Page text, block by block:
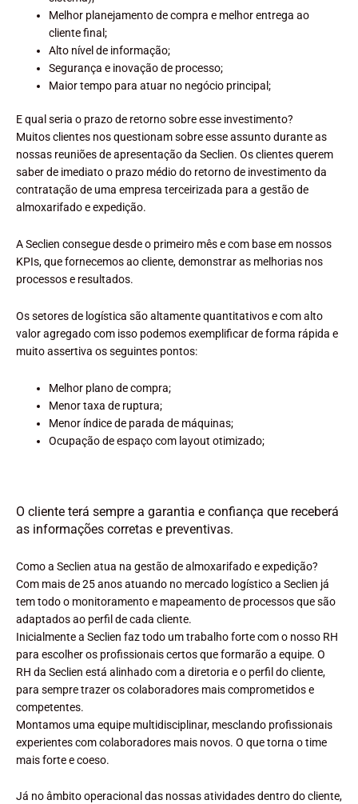
Melhor planejamento de compra e melhor entrega ao
cliente final;
Alto nível de informação;
Segurança e inovação de processo;
Maior tempo para atuar no negócio principal;
E qual seria o prazo de retorno sobre esse investimento?
Muitos clientes nos questionam sobre esse assunto durante as
nossas reuniões de apresentação da Seclien. Os clientes querem
saber de imediato o prazo médio do retorno de investimento da
contratação de uma empresa terceirizada para a gestão de
almoxarifado e expedição.
A Seclien consegue desde o primeiro mês e com base em nossos
KPIs, que fornecemos ao cliente, demonstrar as melhorias nos
processos e resultados.
Os setores de logística são altamente quantitativos e com alto
valor agregado com isso podemos exemplificar de forma rápida e
muito assertiva os seguintes pontos:
Melhor plano de compra;
Menor taxa de ruptura;
Menor índice de parada de máquinas;
Ocupação de espaço com layout otimizado;
O cliente terá sempre a garantia e confiança que receberá
as informações corretas e preventivas.
Como a Seclien atua na gestão de almoxarifado e expedição?
Com mais de 25 anos atuando no mercado logístico a Seclien já
tem todo o monitoramento e mapeamento de processos que são
adaptados ao perfil de cada cliente.
Inicialmente a Seclien faz todo um trabalho forte com o nosso RH
para escolher os profissionais certos que formarão a equipe. O
RH da Seclien está alinhado com a diretoria e o perfil do cliente,
para sempre trazer os colaboradores mais comprometidos e
competentes.
Montamos uma equipe multidisciplinar, mesclando profissionais
experientes com colaboradores mais novos. O que torna o time
mais forte e coeso.
Já no âmbito operacional das nossas atividades dentro do cliente,